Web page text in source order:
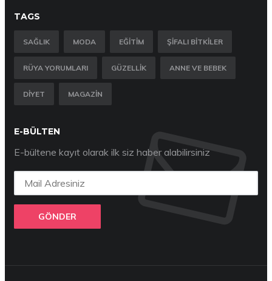
TAGS
SAĞLIK MODA EĞITIM ŞIFALI BITKILER
RÜYA YORUMLARI GÜZELLIK ANNE VE BEBEK
DIYET MAGAZIN
E-BÜLTEN
E-bültene kayıt olarak ilk siz haber alabilirsiniz
GÖNDER